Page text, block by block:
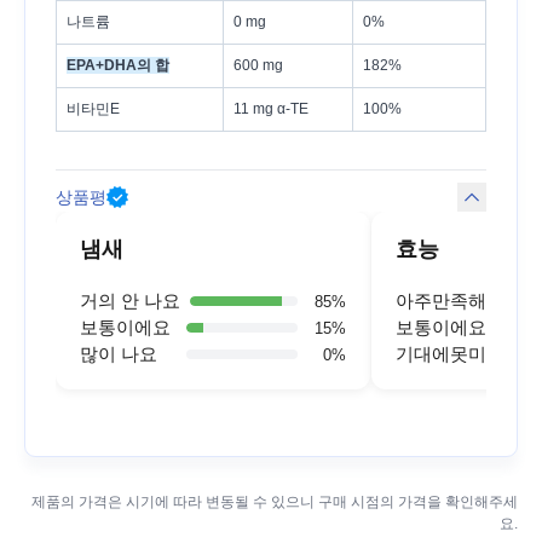
나트륨 0 mg 0%
EPA+DHA의 합 600 mg 182%
비타민E 11 mg α-TE 100%
상품평
냄새
거의 안 나요 85%
보통이에요 15%
많이 나요 0%
효능
아주만족해요
보통이에요
기대에못미쳐요
제품의 가격은 시기에 따라 변동될 수 있으니 구매 시점의 가격을 확인해주세
요.